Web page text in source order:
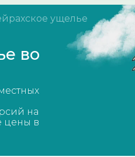
ущелье
во
на
цены в